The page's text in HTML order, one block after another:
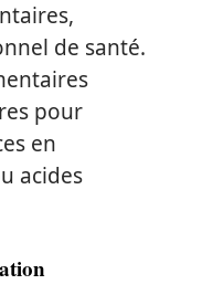
de santé.
pour
en
acides